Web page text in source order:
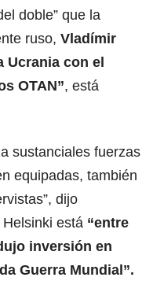
doble” que la
ruso, Vladímir
Ucrania con el
OTAN”, está
sustanciales fuerzas
equipadas, también
dijo
está “entre
inversión en
Guerra Mundial”.